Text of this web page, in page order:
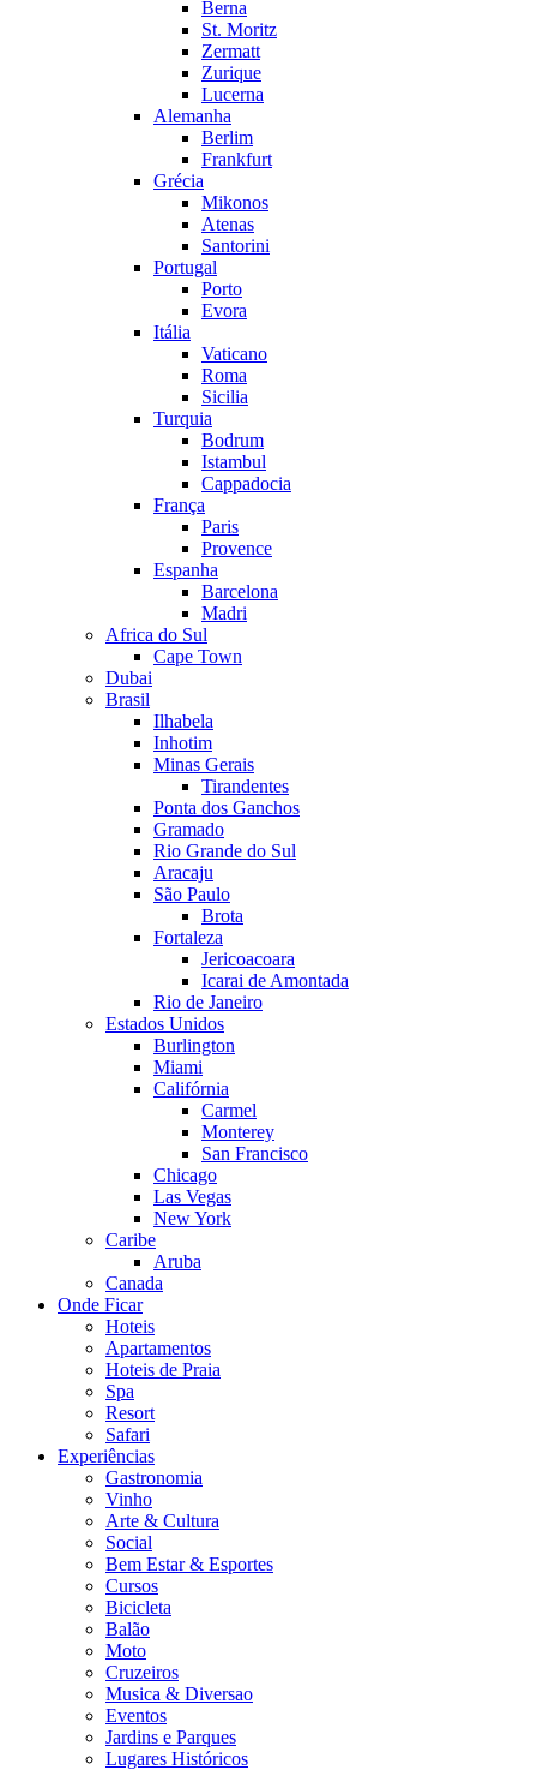
Berna
St. Moritz
Zermatt
Zurique
Lucerna
Alemanha
Berlim
Frankfurt
Grécia
Mikonos
Atenas
Santorini
Portugal
Porto
Evora
Itália
Vaticano
Roma
Sicilia
Turquia
Bodrum
Istambul
Cappadocia
França
Paris
Provence
Espanha
Barcelona
Madri
Africa do Sul
Cape Town
Dubai
Brasil
Ilhabela
Inhotim
Minas Gerais
Tirandentes
Ponta dos Ganchos
Gramado
Rio Grande do Sul
Aracaju
São Paulo
Brota
Fortaleza
Jericoacoara
Icarai de Amontada
Rio de Janeiro
Estados Unidos
Burlington
Miami
Califórnia
Carmel
Monterey
San Francisco
Chicago
Las Vegas
New York
Caribe
Aruba
Canada
Onde Ficar
Hoteis
Apartamentos
Hoteis de Praia
Spa
Resort
Safari
Experiências
Gastronomia
Vinho
Arte & Cultura
Social
Bem Estar & Esportes
Cursos
Bicicleta
Balão
Moto
Cruzeiros
Musica & Diversao
Eventos
Jardins e Parques
Lugares Históricos